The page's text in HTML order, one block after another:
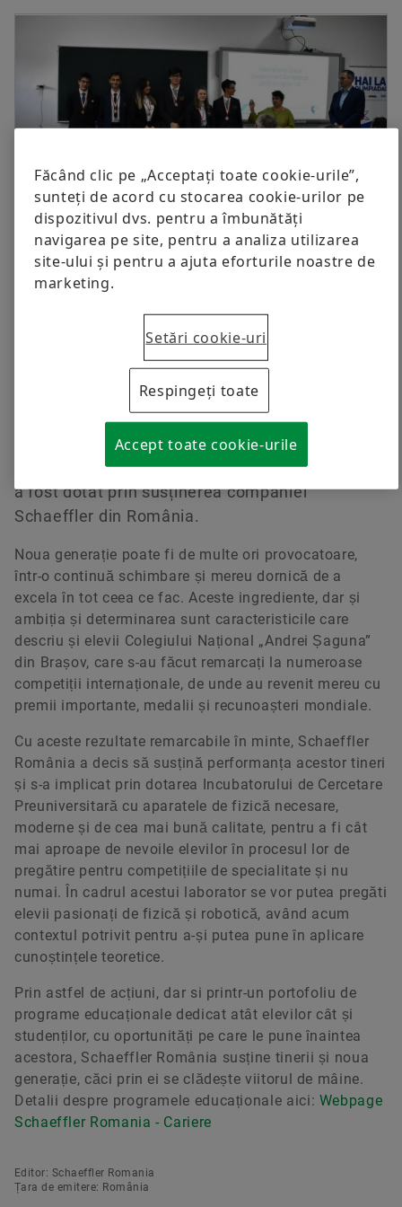
Responsabilitate socială
Produse digitale
Protecția mărcii
Laboratories Romania
Servicii & Contact
Web
Comandați acum
Echipa de elevi alături de directorul Colegiului Național „Andrei
Șaguna” din Brașov şi profesorul coordonator al medaliaţilor cu bronz
la Concursul tinerilor oameni de știință din Belarus.
Zeci de elevi ai Colegiului Național „Andrei
Șaguna” din Brașov vor avea de acum aparate
moderne și de ultimă tehnologie, utile în
lucrările și cercetările lor realizate în Centrul de
Cercetare în Fizică Aplicată din cadrul
Incubatorului de Cercetare Preuniversitară care
a fost dotat prin susținerea companiei
Schaeffler din România.
Noua generație poate fi de multe ori provocatoare,
într-o continuă schimbare și mereu dornică de a
excela în tot ceea ce fac. Aceste ingrediente, dar și
ambiția și determinarea sunt caracteristicile care
descriu și elevii Colegiului Național „Andrei Șaguna”
din Brașov, care s-au făcut remarcați la numeroase
competiții internaționale, de unde au revenit mereu cu
premii importante, medalii și recunoașteri mondiale.
Cu aceste rezultate remarcabile în minte, Schaeffler
România a decis să susțină performanța acestor tineri
și s-a implicat prin dotarea Incubatorului de Cercetare
Preuniversitară cu aparatele de fizică necesare,
moderne și de cea mai bună calitate, pentru a fi cât
mai aproape de nevoile elevilor în procesul lor de
pregătire pentru competițiile de specialitate și nu
numai. În cadrul acestui laborator se vor putea pregăti
elevii pasionați de fizică și robotică, având acum
contextul potrivit pentru a-și putea pune în aplicare
cunoștințele teoretice.
Prin astfel de acțiuni, dar si printr-un portofoliu de
programe educaționale dedicat atât elevilor cât și
studenților, cu oportunități pe care le pune înaintea
acestora, Schaeffler România susține tinerii și noua
generație, căci prin ei se clădește viitorul de mâine.
Detalii despre programele educaționale aici: Webpage
Schaeffler Romania - Cariere
Editor: Schaeffler Romania
Țara de emitere: România
Făcând clic pe „Acceptați toate cookie-urile”,
sunteți de acord cu stocarea cookie-urilor pe
dispozitivul dvs. pentru a îmbunătăți
navigarea pe site, pentru a analiza utilizarea
site-ului și pentru a ajuta eforturile noastre de
marketing.
Setări cookie-uri
Respingeți toate
Accept toate cookie-urile